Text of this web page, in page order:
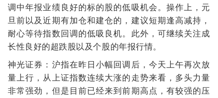
调中年报业绩良好的标的股的低吸机会。操作上，元
旦前以及近期有加仓和建仓的，建议短期逢高减持，
耐心等待指数回调的低吸良机。此外，可继续关注成
长性良好的超跌股以及个股的年报行情。
神光证券：沪指在昨日小幅回调后，今天上午再次放
量上行，从上证指数连续大涨的走势来看，多头力量
非常强劲，但是目前已经来到前期高点，有较强的压